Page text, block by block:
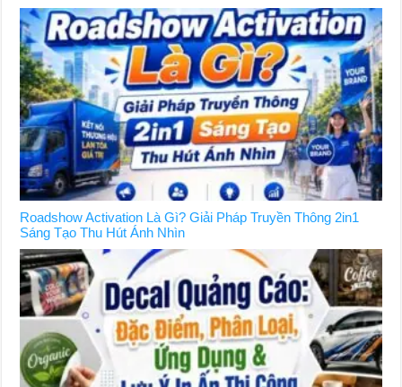
Roadshow Activation Là Gì? Giải Pháp Truyền Thông 2in1
Sáng Tạo Thu Hút Ánh Nhìn